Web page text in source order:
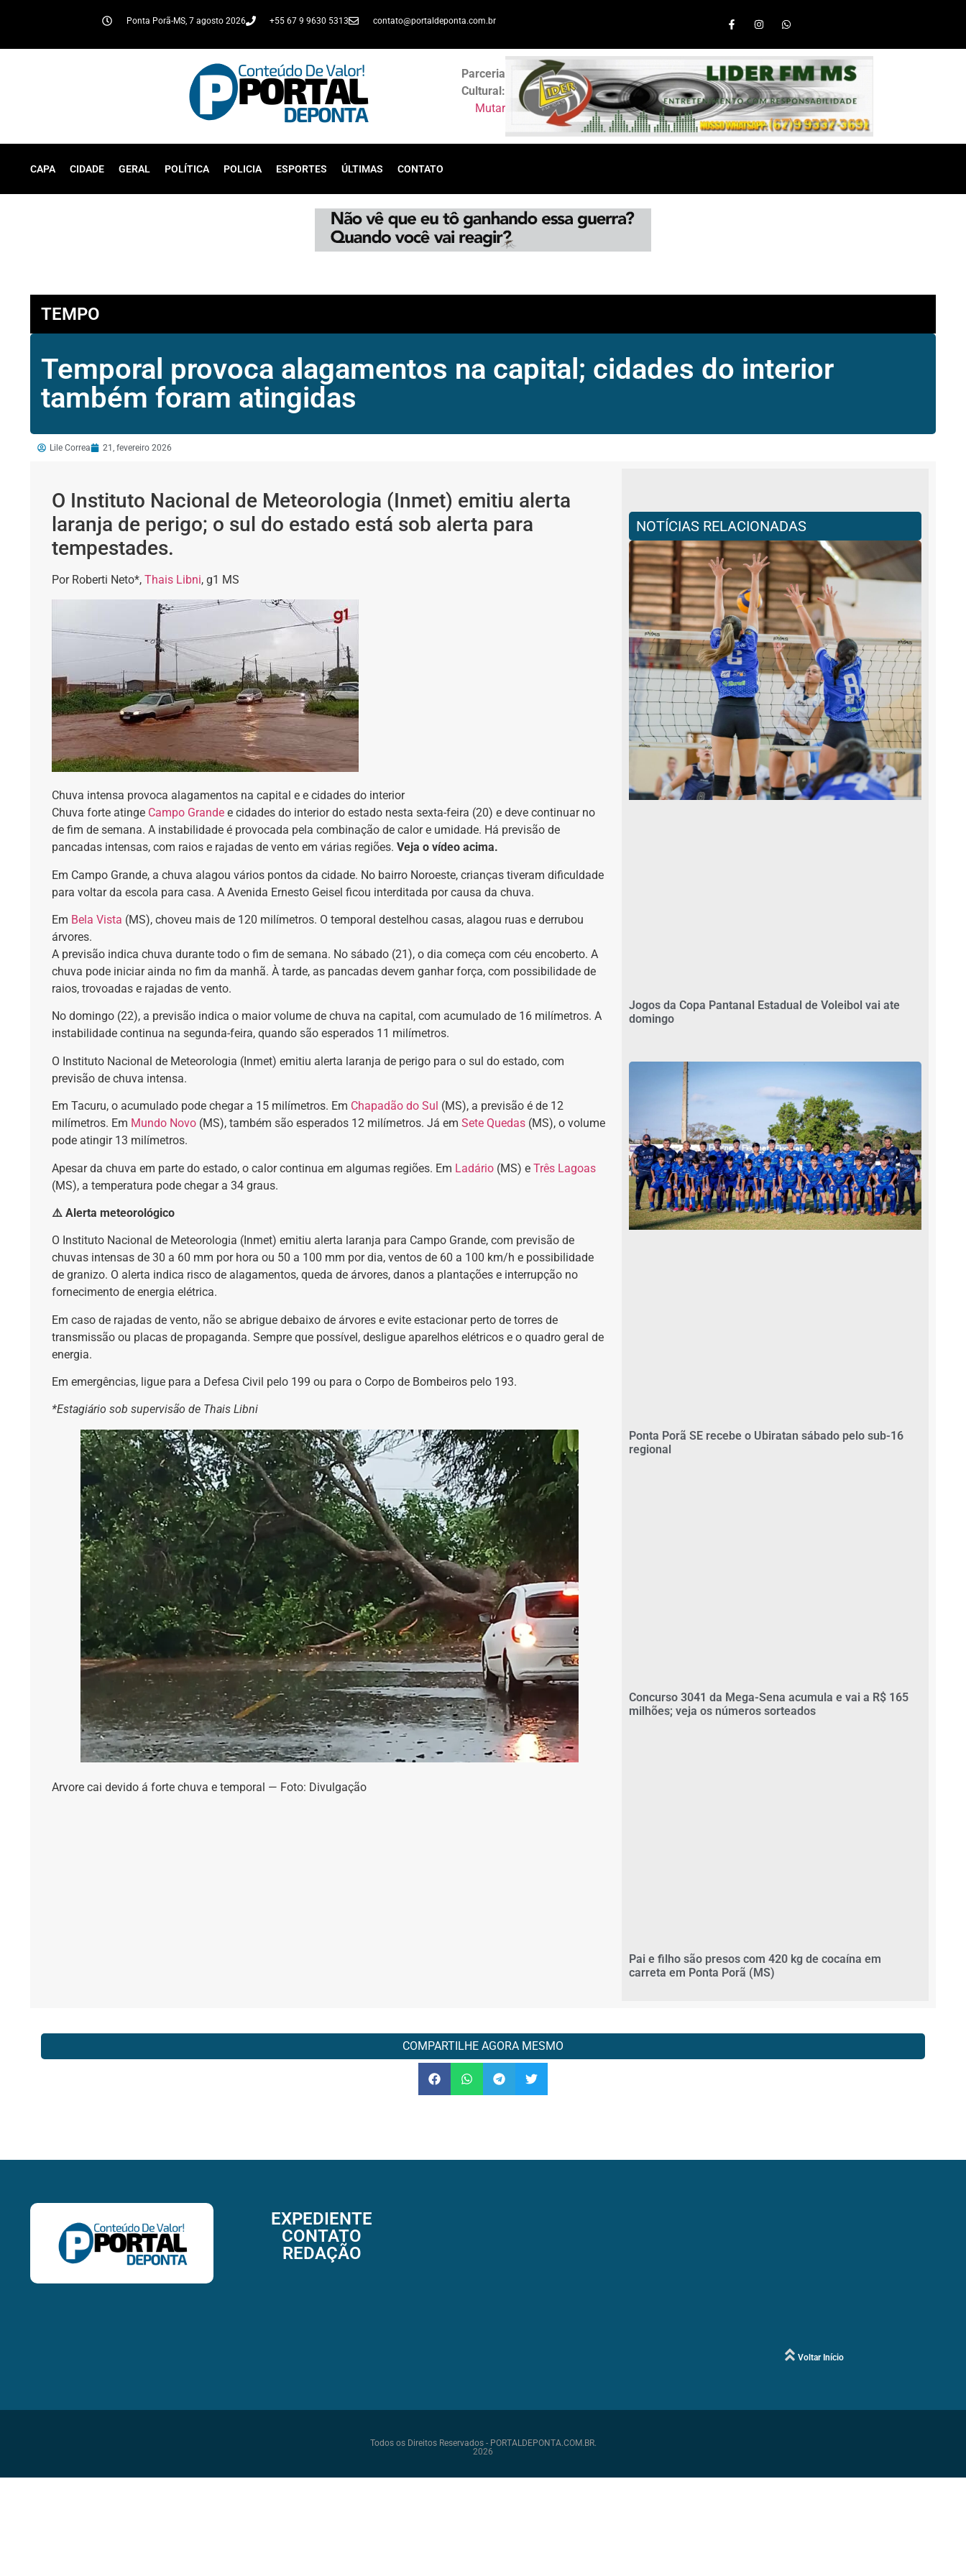
Ponta Porã-MS, 7 agosto 2026 +55 67 9 9630 5313 contato@portaldeponta.com.br
Parceria
Cultural:
Mutar
CAPA CIDADE GERAL POLÍTICA POLICIA ESPORTES ÚLTIMAS CONTATO
TEMPO
Temporal provoca alagamentos na capital; cidades do interior
também foram atingidas
Lile Correa 21, fevereiro 2026
O Instituto Nacional de Meteorologia (Inmet) emitiu alerta
laranja de perigo; o sul do estado está sob alerta para
tempestades.
Por Roberti Neto*, Thais Libni, g1 MS
Chuva intensa provoca alagamentos na capital e e cidades do interior
Chuva forte atinge Campo Grande e cidades do interior do estado nesta sexta-feira (20) e deve continuar no
de fim de semana. A instabilidade é provocada pela combinação de calor e umidade. Há previsão de
pancadas intensas, com raios e rajadas de vento em várias regiões. Veja o vídeo acima.
Em Campo Grande, a chuva alagou vários pontos da cidade. No bairro Noroeste, crianças tiveram dificuldade
para voltar da escola para casa. A Avenida Ernesto Geisel ficou interditada por causa da chuva.
Em Bela Vista (MS), choveu mais de 120 milímetros. O temporal destelhou casas, alagou ruas e derrubou
árvores.
A previsão indica chuva durante todo o fim de semana. No sábado (21), o dia começa com céu encoberto. A
chuva pode iniciar ainda no fim da manhã. À tarde, as pancadas devem ganhar força, com possibilidade de
raios, trovoadas e rajadas de vento.
No domingo (22), a previsão indica o maior volume de chuva na capital, com acumulado de 16 milímetros. A
instabilidade continua na segunda-feira, quando são esperados 11 milímetros.
O Instituto Nacional de Meteorologia (Inmet) emitiu alerta laranja de perigo para o sul do estado, com
previsão de chuva intensa.
Em Tacuru, o acumulado pode chegar a 15 milímetros. Em Chapadão do Sul (MS), a previsão é de 12
milímetros. Em Mundo Novo (MS), também são esperados 12 milímetros. Já em Sete Quedas (MS), o volume
pode atingir 13 milímetros.
Apesar da chuva em parte do estado, o calor continua em algumas regiões. Em Ladário (MS) e Três Lagoas
(MS), a temperatura pode chegar a 34 graus.
⚠️ Alerta meteorológico
O Instituto Nacional de Meteorologia (Inmet) emitiu alerta laranja para Campo Grande, com previsão de
chuvas intensas de 30 a 60 mm por hora ou 50 a 100 mm por dia, ventos de 60 a 100 km/h e possibilidade
de granizo. O alerta indica risco de alagamentos, queda de árvores, danos a plantações e interrupção no
fornecimento de energia elétrica.
Em caso de rajadas de vento, não se abrigue debaixo de árvores e evite estacionar perto de torres de
transmissão ou placas de propaganda. Sempre que possível, desligue aparelhos elétricos e o quadro geral de
energia.
Em emergências, ligue para a Defesa Civil pelo 199 ou para o Corpo de Bombeiros pelo 193.
*Estagiário sob supervisão de Thais Libni
Arvore cai devido á forte chuva e temporal — Foto: Divulgação
NOTÍCIAS RELACIONADAS
Jogos da Copa Pantanal Estadual de Voleibol vai ate
domingo
Ponta Porã SE recebe o Ubiratan sábado pelo sub-16
regional
Concurso 3041 da Mega-Sena acumula e vai a R$ 165
milhões; veja os números sorteados
Pai e filho são presos com 420 kg de cocaína em
carreta em Ponta Porã (MS)
COMPARTILHE AGORA MESMO
EXPEDIENTE
CONTATO
REDAÇÃO
Voltar Início
Todos os Direitos Reservados - PORTALDEPONTA.COM.BR.
2026